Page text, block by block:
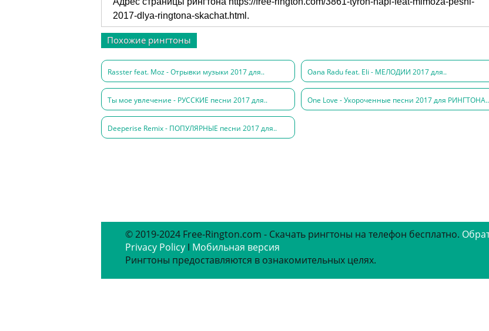
2017-dlya-ringtona-skachat.html .
Похожие рингтоны
Rasster feat. Moz - Отрывки музыки 2017 для.. Oana Radu feat. Eli - МЕЛОДИИ 2017 для..
Ты мое увлечение - РУССКИЕ песни 2017 для.. One Love - Укороченные песни 2017 для РИНГТОНА..
Deeperise Remix - ПОПУЛЯРНЫЕ песни 2017 для..
© 2019-2024 Free-Rington.com - Скачать рингтоны на телефон бесплатно.
Privacy Policy ǀ Мобильная версия
Рингтоны предоставляются в ознакомительных целях.